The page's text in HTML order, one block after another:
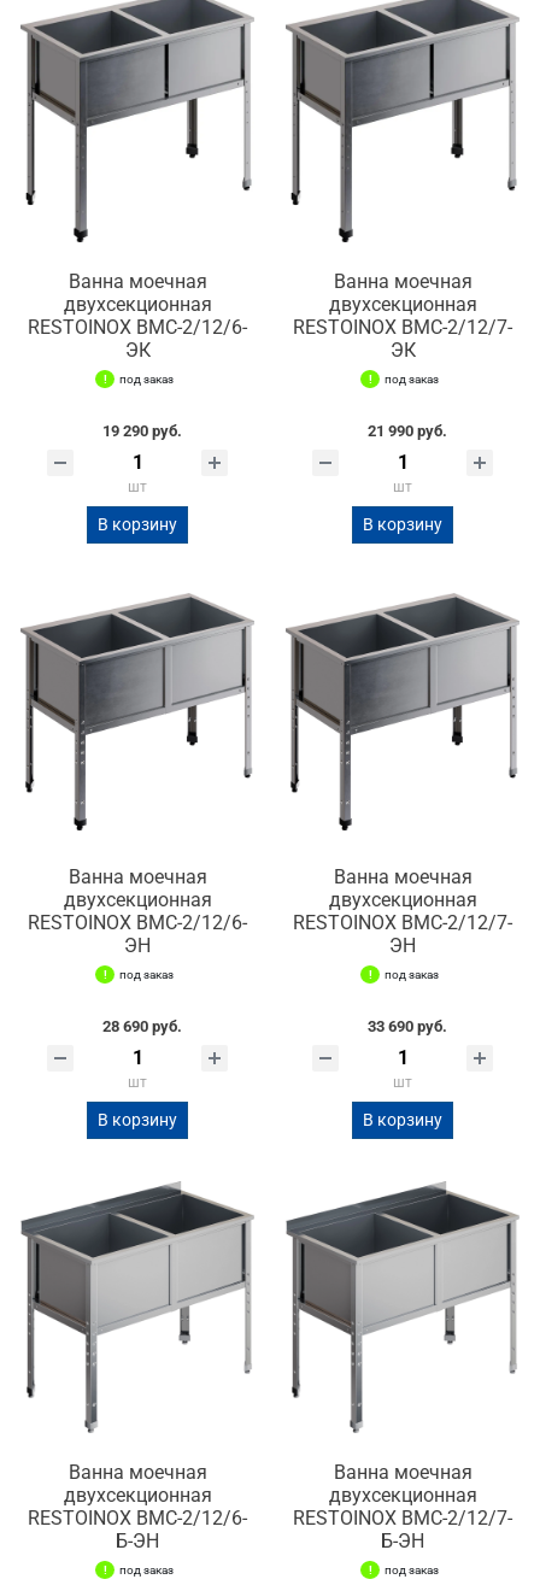
Ванна моечная
двухсекционная
RESTOINOX ВМС-2/12/6-
ЭК
под заказ
19 290 руб.
шт
В корзину
Ванна моечная
двухсекционная
RESTOINOX ВМС-2/12/7-
ЭК
под заказ
21 990 руб.
шт
В корзину
Ванна моечная
двухсекционная
RESTOINOX ВМС-2/12/6-
ЭН
под заказ
28 690 руб.
шт
В корзину
Ванна моечная
двухсекционная
RESTOINOX ВМС-2/12/7-
ЭН
под заказ
33 690 руб.
шт
В корзину
Ванна моечная
двухсекционная
RESTOINOX ВМС-2/12/6-
Б-ЭН
под заказ
Ванна моечная
двухсекционная
RESTOINOX ВМС-2/12/7-
Б-ЭН
под заказ